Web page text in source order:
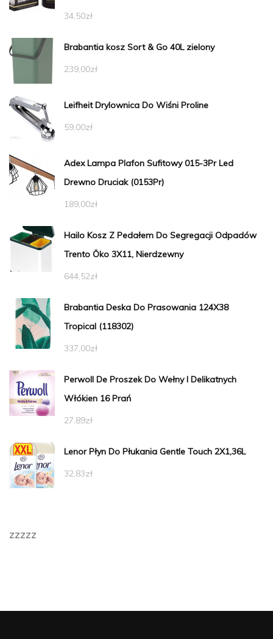
34,50zł
Brabantia kosz Sort & Go 40L zielony
239,00zł
Leifheit Drylownica Do Wiśni Proline
59,00zł
Adex Lampa Plafon Sufitowy 015-3Pr Led
Drewno Druciak (0153Pr)
189,00zł
Hailo Kosz Z Pedałem Do Segregacji Odpadów
Trento Öko 3X11, Nierdzewny
644,52zł
Brabantia Deska Do Prasowania 124X38
Tropical (118302)
337,00zł
Perwoll De Proszek Do Wełny I Delikatnych
Włókien 16 Prań
27,89zł
Lenor Płyn Do Płukania Gentle Touch 2X1,36L
32,83zł
zzzzz